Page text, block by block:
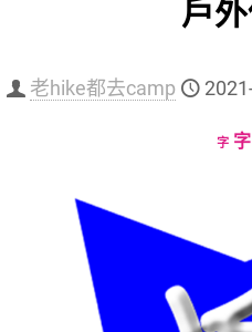
戶
老hike都去camp
字 字